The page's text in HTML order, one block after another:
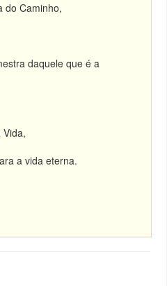
do Caminho,
daquele que é a
a vida eterna.